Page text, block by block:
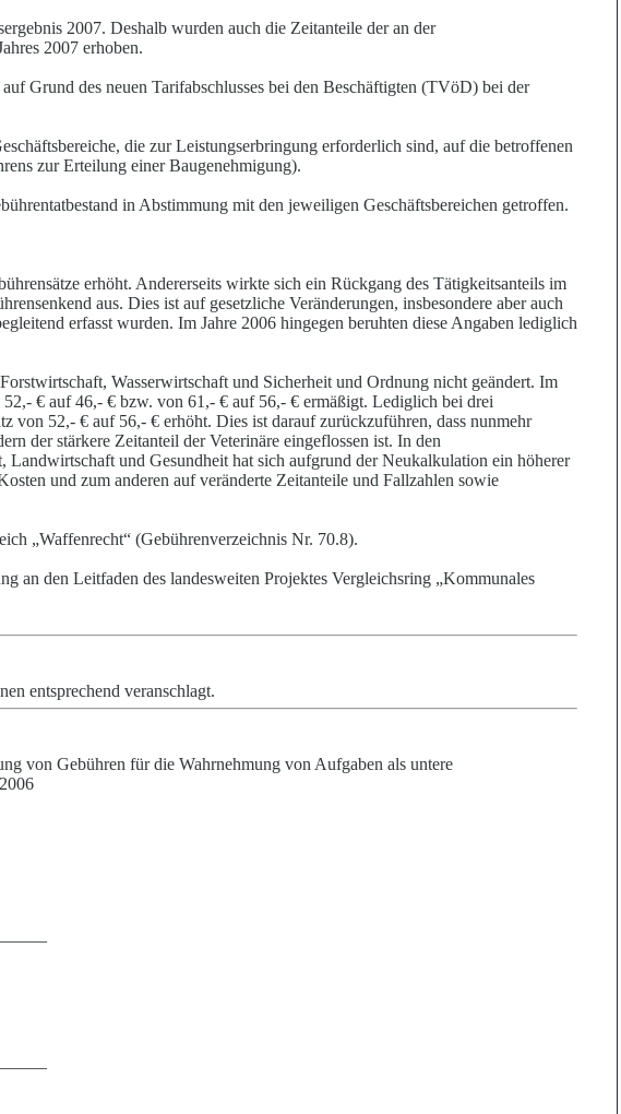
2007. Deshalb wurden auch die Zeitanteile der an der
2007 erhoben.
Grund des neuen Tarifabschlusses bei den Beschäftigten (TVöD) bei der
die zur Leistungserbringung erforderlich sind, auf die betroffenen
zur Erteilung einer Baugenehmigung).
in Abstimmung mit den jeweiligen Geschäftsbereichen getroffen.
erhöht. Andererseits wirkte sich ein Rückgang des Tätigkeitsanteils im
aus. Dies ist auf gesetzliche Veränderungen, insbesondere aber auch
erfasst wurden. Im Jahre 2006 hingegen beruhten diese Angaben lediglich
Wasserwirtschaft und Sicherheit und Ordnung nicht geändert. Im
52,- € auf 46,- € bzw. von 61,- € auf 56,- € ermäßigt. Lediglich bei drei
von 52,- € auf 56,- € erhöht. Dies ist darauf zurückzuführen, dass nunmehr
der stärkere Zeitanteil der Veterinäre eingeflossen ist. In den
und Gesundheit hat sich aufgrund der Neukalkulation ein höherer
und zum anderen auf veränderte Zeitanteile und Fallzahlen sowie
„Waffenrecht“ (Gebührenverzeichnis Nr. 70.8).
den Leitfaden des landesweiten Projektes Vergleichsring „Kommunales
entsprechend veranschlagt.
von Gebühren für die Wahrnehmung von Aufgaben als untere